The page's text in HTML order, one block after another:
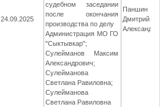
24.09.2025
судебном заседании
после окончания
производства по делу
Администрация МО ГО
"Сыктывкар";
Сулейманов Максим
Александрович;
Сулейманова
Светлана Равиловна;
Сулейманова
Светлана Равиловна
Паншин
Дмитрий